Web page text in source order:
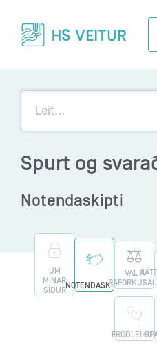
Spurt og
Notendaskipti
UM
MÍNAR
SÍÐUR
NOTENDASKIPTI
VAL Á
FRÓÐLEIKUR